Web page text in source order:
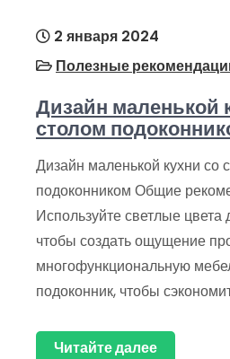
2 января 2024
Полезные
Дизайн маленькой
столом
Дизайн маленькой кухни со
подоконником Общие
Используйте светлые цвета
чтобы создать ощущение
многофункциональную
подоконник, чтобы
Читайте далее